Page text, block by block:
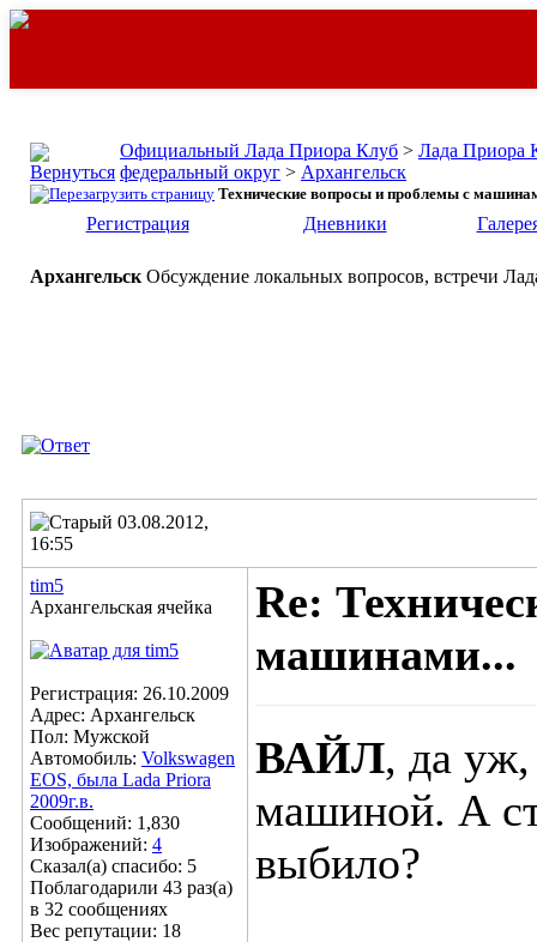
Официальный Лада Приора Клуб > Лада Приора
федеральный округ > Архангельск
Технические вопросы и проблемы с
Регистрация Дневники
Архангельск Обсуждение локальных вопросов, встречи
03.08.2012,
16:55
tim5
Архангельская ячейка
Регистрация: 26.10.2009
Адрес: Архангельск
Пол: Мужской
Автомобиль: Volkswagen
EOS, была Lada Priora
2009г.в.
Сообщений: 1,830
Изображений: 4
Сказал(а) спасибо: 5
Поблагодарили 43 раз(а)
в 32 сообщениях
Вес репутации: 18
Re:
машинами...
ВАЙЛ, да уж,
машиной. А
выбило?